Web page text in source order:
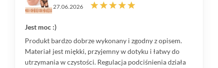
27.06.2026
Jest moc :)
Produkt bardzo dobrze wykonany i zgodny z opisem.
Materiał jest miękki, przyjemny w dotyku i łatwy do
utrzymania w czystości. Regulacja podciśnienia działa